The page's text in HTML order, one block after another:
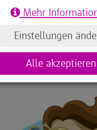
manchmal um die
kreativ sein darf.
man bestimmt
Mehr
Einstellungen
Alle akzeptieren